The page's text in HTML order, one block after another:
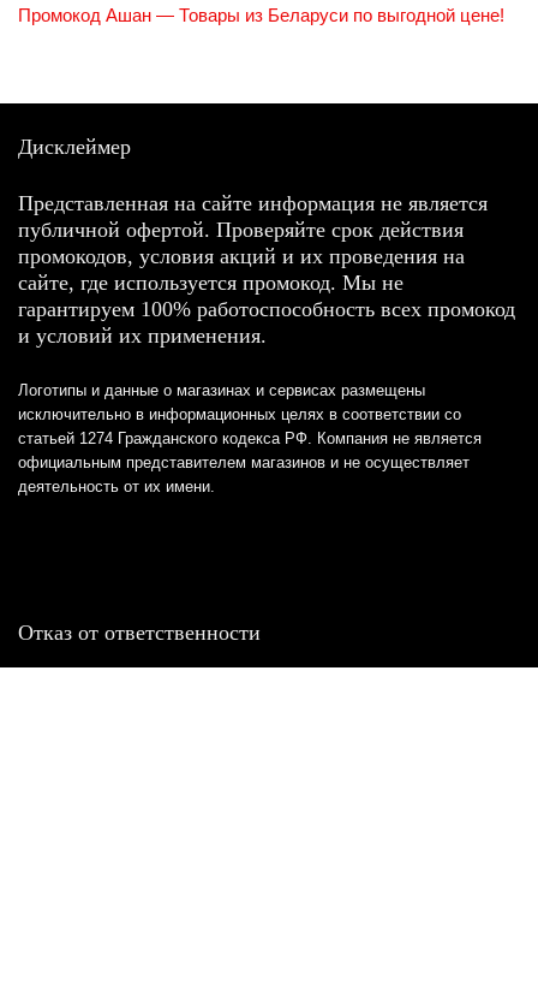
Промокод Ашан — Товары из Беларуси по выгодной цене!
Дисклеймер
Представленная на сайте информация не является
публичной офертой. Проверяйте срок действия
промокодов, условия акций и их проведения на
сайте, где используется промокод. Мы не
гарантируем 100% работоспособность всех промокод
и условий их применения.
Логотипы и данные о магазинах и сервисах размещены
исключительно в информационных целях в соответствии со
статьей 1274 Гражданского кодекса РФ. Компания не является
официальным представителем магазинов и не осуществляет
деятельность от их имени.
Отказ от ответственности